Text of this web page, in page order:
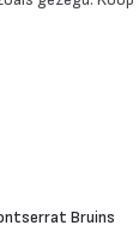
Bruins